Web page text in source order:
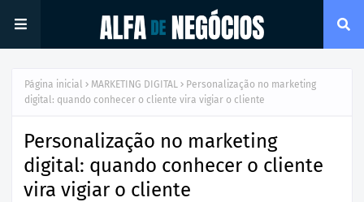
Página inicial MARKETING DIGITAL
Personalização no marketing
digital: quando conhecer o cliente vira vigiar o cliente
Personalização no marketing
digital: quando conhecer o cliente
vira vigiar o cliente